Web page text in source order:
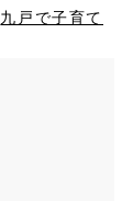
九戸で子育て